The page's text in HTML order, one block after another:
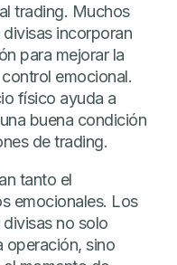
trading. Muchos
incorporan
para mejorar la
emocional.
físico ayuda a
buena condición
de trading.
tanto el
emocionales. Los
no solo
operación, sino